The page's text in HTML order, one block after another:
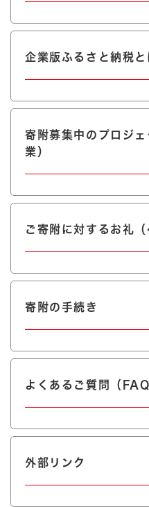
企業版ふるさと納税と
寄附募集中のプロジ
業）
ご寄附に対するお礼（
寄附の手続き
よくあるご質問（FAQ
外部リンク